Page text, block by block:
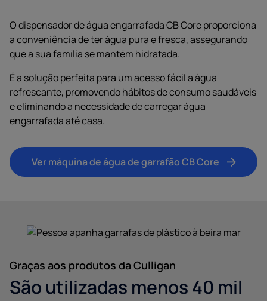
O dispensador de água engarrafada CB Core proporciona
a conveniência de ter água pura e fresca, assegurando
que a sua família se mantém hidratada.
É a solução perfeita para um acesso fácil a água
refrescante, promovendo hábitos de consumo saudáveis
e eliminando a necessidade de carregar água
engarrafada até casa.
Ver máquina de água de garrafão CB Core
Graças aos produtos da Culligan
São utilizadas menos 40 mil